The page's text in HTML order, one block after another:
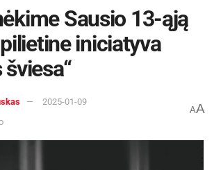
Sausio 13-ąją
iniciatyva
2025-01-09
AA